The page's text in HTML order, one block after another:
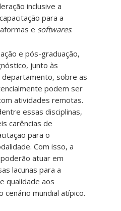
inclusive a
para a
e softwares.
e pós-graduação,
junto às
sobre as
podem ser
atividades remotas.
essas disciplinas,
carências de
para o
Com isso, a
atuar em
lacunas para a
qualidade aos
mundial atípico.